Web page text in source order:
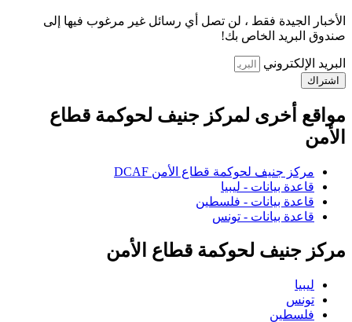
الأخبار الجيدة فقط ، لن تصل أي رسائل غير مرغوب فيها إلى
صندوق البريد الخاص بك!
البريد الإلكتروني
اشتراك
مواقع أخرى لمركز جنيف لحوكمة قطاع
الأمن
مركز جنيف لحوكمة قطاع الأمن DCAF
قاعدة بيانات - ليبيا
قاعدة بيانات - فلسطين
قاعدة بيانات - تونس
مركز جنيف لحوكمة قطاع الأمن
ليبيا
تونس
فلسطين